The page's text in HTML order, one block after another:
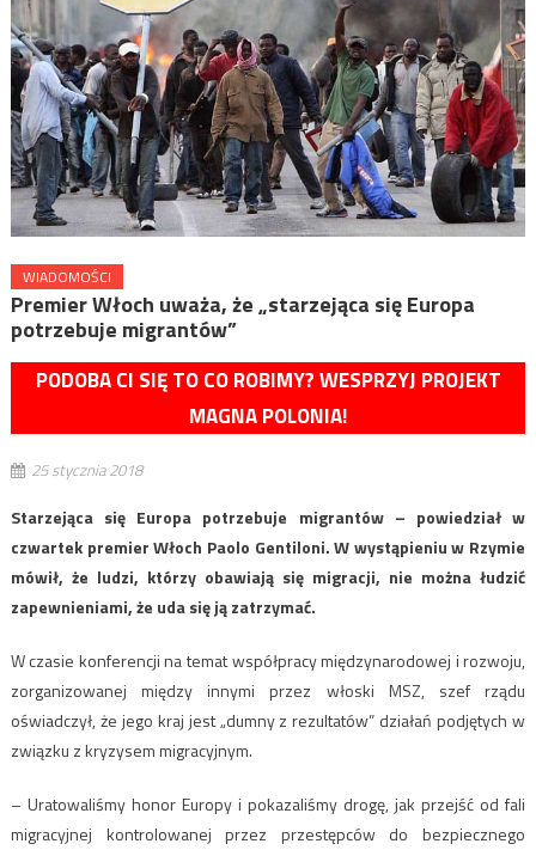
WIADOMOŚCI
Premier Włoch uważa, że „starzejąca się Europa
potrzebuje migrantów”
PODOBA CI SIĘ TO CO ROBIMY? WESPRZYJ PROJEKT
MAGNA POLONIA!
25 stycznia 2018
Starzejąca się Europa potrzebuje migrantów – powiedział w
czwartek premier Włoch Paolo Gentiloni. W wystąpieniu w Rzymie
mówił, że ludzi, którzy obawiają się migracji, nie można łudzić
zapewnieniami, że uda się ją zatrzymać.
W czasie konferencji na temat współpracy międzynarodowej i rozwoju,
zorganizowanej między innymi przez włoski MSZ, szef rządu
oświadczył, że jego kraj jest „dumny z rezultatów” działań podjętych w
związku z kryzysem migracyjnym.
– Uratowaliśmy honor Europy i pokazaliśmy drogę, jak przejść od fali
migracyjnej kontrolowanej przez przestępców do bezpiecznego